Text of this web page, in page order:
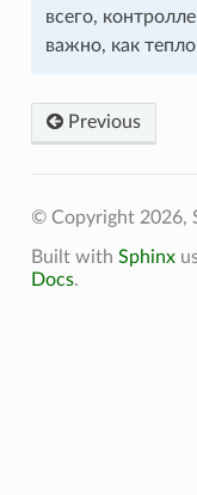
всего,
важно, как
Previous
© Copyright 2026,
Built with Sphinx
Docs.